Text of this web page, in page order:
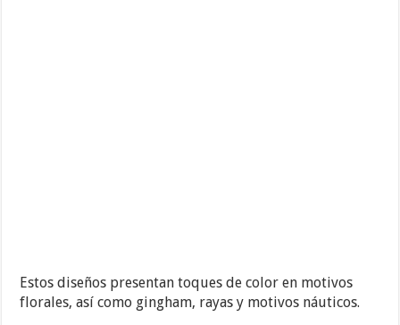
Estos diseños presentan toques de color en motivos
florales, así como gingham, rayas y motivos náuticos.